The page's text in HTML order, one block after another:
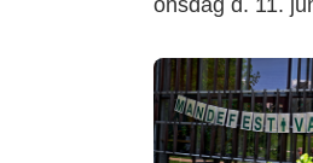
onsdag d. 11.